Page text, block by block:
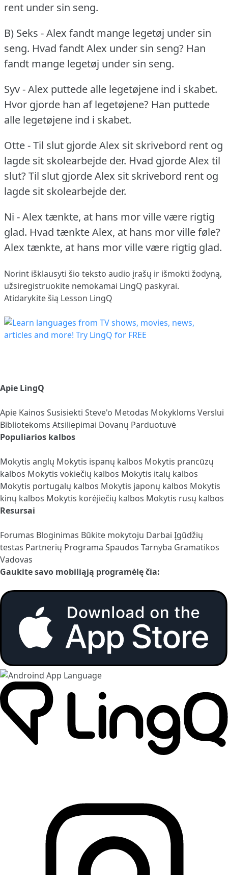
rent under sin seng.
B) Seks - Alex fandt mange legetøj under sin
seng. Hvad fandt Alex under sin seng? Han
fandt mange legetøj under sin seng.
Syv - Alex puttede alle legetøjene ind i skabet.
Hvor gjorde han af legetøjene? Han puttede
alle legetøjene ind i skabet.
Otte - Til slut gjorde Alex sit skrivebord rent og
lagde sit skolearbejde der. Hvad gjorde Alex til
slut?Til slut gjorde Alex sit skrivebord rent og
lagde sit skolearbejde der.
Ni - Alex tænkte, at hans mor ville være rigtig
glad. Hvad tænkte Alex, at hans mor ville føle?
Alex tænkte, at hans mor ville være rigtig glad.
Norint išklausyti šio teksto audio įrašų ir išmokti žodyną,
užsiregistruokite nemokamai LingQ paskyrai.
Atidarykite šią Lesson LingQ
Apie LingQ
Apie Kainos Susisiekti Steve'o Metodas Mokykloms Verslui
Bibliotekoms Atsiliepimai Dovanų Parduotuvė
Populiarios kalbos
Mokytis anglų Mokytis ispanų kalbos Mokytis prancūzų
kalbos Mokytis vokiečių kalbos Mokytis italų kalbos
Mokytis portugalų kalbos Mokytis japonų kalbos Mokytis
kinų kalbos Mokytis korėjiečių kalbos Mokytis rusų kalbos
Resursai
Forumas Bloginimas Būkite mokytoju Darbai Įgūdžių
testas Partnerių Programa Spaudos Tarnyba Gramatikos
Vadovas
Gaukite savo mobiliąją programėlę čia: